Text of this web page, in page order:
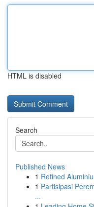
HTML is disabled
Search
Published News
1 Refined
1 Partisipasi
...